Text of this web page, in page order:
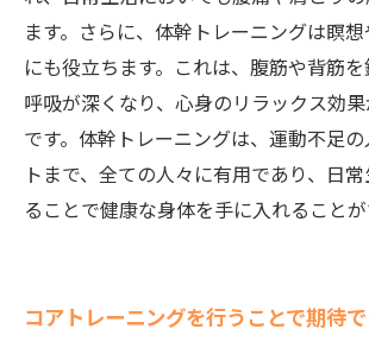
ます。さらに、体幹トレーニングは瞑
にも役立ちます。これは、腹筋や背筋を
呼吸が深くなり、心身のリラックス効
です。体幹トレーニングは、運動不足
トまで、全ての人々に有用であり、日
ることで健康な身体を手に入れることが
コアトレーニングを行うことで期待